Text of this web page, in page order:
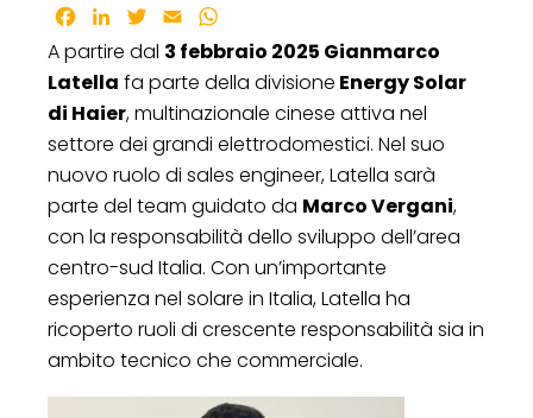
Facebook
LinkedInTwitter
Email
A partire dal 3 febbraio 2025 Gianmarco
Latella fa parte della divisione Energy Solar
di Haier, multinazionale cinese attiva nel
settore dei grandi elettrodomestici. Nel suo
nuovo ruolo di sales engineer, Latella sarà
parte del team guidato da Marco Vergani,
con la responsabilità dello sviluppo dell’area
centro-sud Italia. Con un’importante
esperienza nel solare in Italia, Latella ha
ricoperto ruoli di crescente responsabilità sia in
ambito tecnico che commerciale.